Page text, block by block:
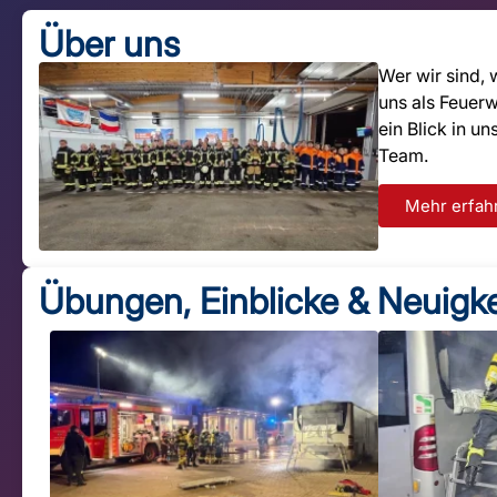
Über uns
Wer wir sind,
uns als
ein Blick in
Team.
Mehr
Übungen, Einblicke &